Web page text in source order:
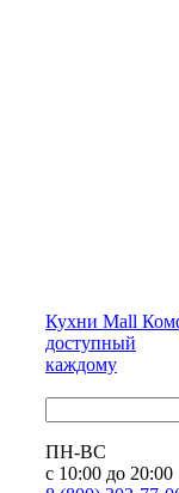
Кухни Mall
доступный
каждому
ПН-ВС
с 10:00 до 20:00